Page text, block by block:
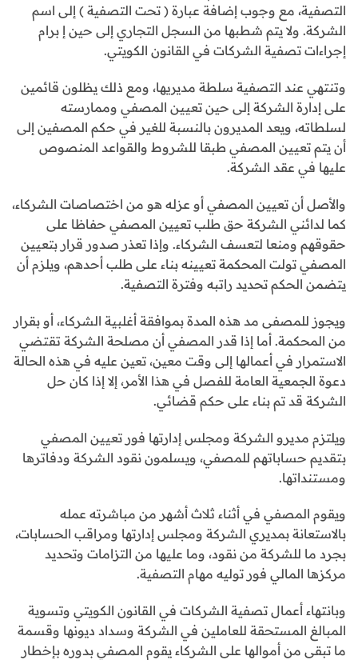
التصفية، مع وجوب إضافة عبارة ( تحت التصفية ) إلى اسم
الشركة. ولا يتم شطبها من السجل التجاري إلى حين إ برام
إجراءات تصفية الشركات في القانون الكويتي.
وتنتهي عند التصفية سلطة مديريها، ومع ذلك يظلون قائمين
على إدارة الشركة إلى حين تعيين المصفي وممارسته
لسلطاته، ويعد المديرون بالنسبة للغير في حكم المصفين إلى
أن يتم تعيين المصفي طبقا للشروط والقواعد المنصوص
عليها في عقد الشركة.
والأصل أن تعيين المصفي أو عزله هو من اختصاصات الشركاء،
كما لدائني الشركة حق طلب تعيين المصفي حفاظا على
حقوقهم ومنعا لتعسف الشركاء. وإذا تعذر صدور قرار بتعيين
المصفي تولت المحكمة تعيينه بناء على طلب أحدهم، ويلزم أن
يتضمن الحكم تحديد راتبه وفترة التصفية.
ويجوز للمصفى مد هذه المدة بموافقة أغلبية الشركاء، أو بقرار
من المحكمة. أما إذا قدر المصفي أن مصلحة الشركة تقتضي
الاستمرار في أعمالها إلى وقت معين، تعين عليه في هذه الحالة
دعوة الجمعية العامة للفصل في هذا الأمر، إلا إذا كان حل
الشركة قد تم بناء على حكم قضائي.
ويلتزم مديرو الشركة ومجلس إدارتها فور تعيين المصفي
بتقديم حساباتهم للمصفي، ويسلمون نقود الشركة ودفاترها
ومستنداتها.
ويقوم المصفي في أثناء ثلاث أشهر من مباشرته عمله
بالاستعانة بمديري الشركة ومجلس إدارتها ومراقب الحسابات،
بجرد ما للشركة من نقود، وما عليها من التزامات وتحديد
مركزها المالي فور توليه مهام التصفية.
وبانتهاء أعمال تصفية الشركات في القانون الكويتي وتسوية
المبالغ المستحقة للعاملين في الشركة وسداد ديونها وقسمة
ما تبقى من أموالها على الشركاء يقوم المصفي بدوره بإخطار